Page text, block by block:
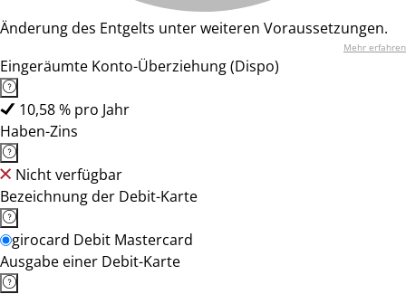
Änderung des Entgelts unter weiteren Voraussetzungen.
Mehr erfahren
Eingeräumte Konto-Überziehung (Dispo)
10,58 % pro Jahr
Haben-Zins
Nicht verfügbar
Bezeichnung der Debit-Karte
girocard Debit Mastercard
Ausgabe einer Debit-Karte